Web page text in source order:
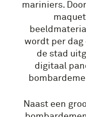
mariniers.
wordt per dag
de stad
digitaal
Naast een